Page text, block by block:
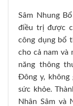
Sâm Nhung
điều trị được
công dụng bổ
cho cả nam và
năng thông
Đông y, không
sức khỏe.
Nhân Sâm và